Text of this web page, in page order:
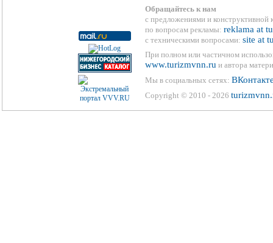
Обращайтесь к нам
с предложениями и конструктивной
по вопросам рекламы: reklama at
с техническими вопросами: site at
При полном или частичном
www.turizmvnn.ru и автора
Мы в социальных сетях:
Copyright © 2010 - 2026